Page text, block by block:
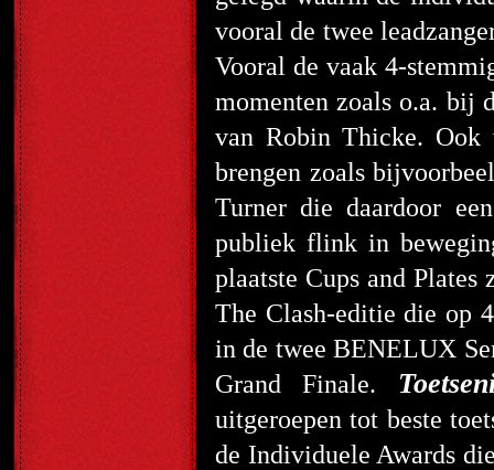
vooral de twee
Vooral de vaak 4-
momenten zoals o.a. bij
van Robin Thicke. Ook
brengen zoals
Turner die daardoor
publiek flink in
plaatste Cups and
The Clash-editie die op
in de twee BENELUX
Grand Finale.
uitgeroepen tot beste
de Individuele Awards